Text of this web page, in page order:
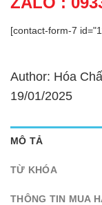
[contact-form-7
Author: Hóa
19/01/2025
MÔ TẢ
TỪ KHÓA
THÔNG TIN MUA